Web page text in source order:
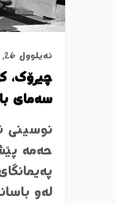
ئەیلوول 26, 2022
چیرۆک،
سەمای
نوسینی
حەمە
لەو